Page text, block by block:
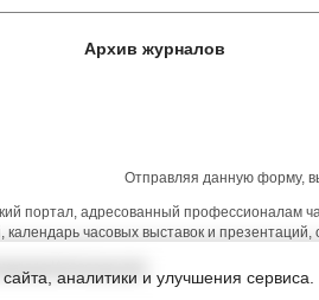
Архив журналов
Отправляя данную форму,
портал, адресованный профессионалам
календарь часовых выставок и
аналитики и улучшения